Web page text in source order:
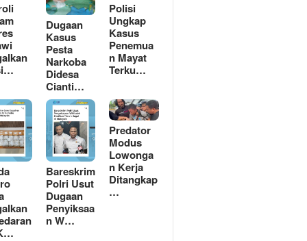
Dugaan
Kasus
Pesta
Narkoba
Didesa
Cianti…
Polisi
Ungkap
Kasus
Penemua
n Mayat
Terku…
Bareskrim
Polri Usut
Dugaan
Penyiksaa
n W…
Predator
Modus
Lowonga
n Kerja
Ditangkap
…